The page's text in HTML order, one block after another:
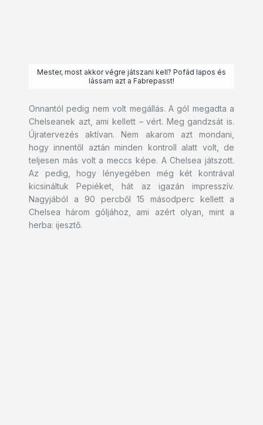
Mester, most akkor végre játszani kell? Pofád lapos és
lássam azt a Fabrepasst!
Onnantól pedig nem volt megállás. A gól megadta a
Chelseanek azt, ami kellett – vért. Meg gandzsát is.
Újratervezés aktívan. Nem akarom azt mondani,
hogy innentől aztán minden kontroll alatt volt, de
teljesen más volt a meccs képe. A Chelsea játszott.
Az pedig, hogy lényegében még két kontrával
kicsináltuk Pepiéket, hát az igazán impresszív.
Nagyjából a 90 percből 15 másodperc kellett a
Chelsea három góljához, ami azért olyan, mint a
herba: ijesztő.